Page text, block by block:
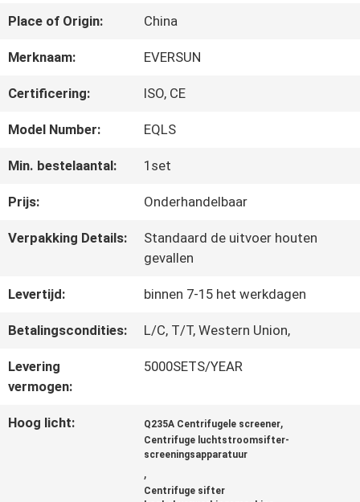
SHOW
FABRIEKSREIS
CONTACTEER
VERZOEK
OM EEN
Place of Origin: China
Merknaam: EVERSUN
Certificering: ISO, CE
Model Number: EQLS
Min. bestelaantal: 1set
Prijs: Onderhandelbaar
Verpakking Details:
Standaard de uitvoer houten
gevallen
Levertijd: binnen 7-15 het werkdagen
Betalingscondities: L/C, T/T, Western Union,
Levering
vermogen:
5000SETS/YEAR
Hoog licht: Q235A Centrifugele screener,
Centrifuge luchtstroomsifter-
screeningsapparatuur
,
Centrifuge sifter